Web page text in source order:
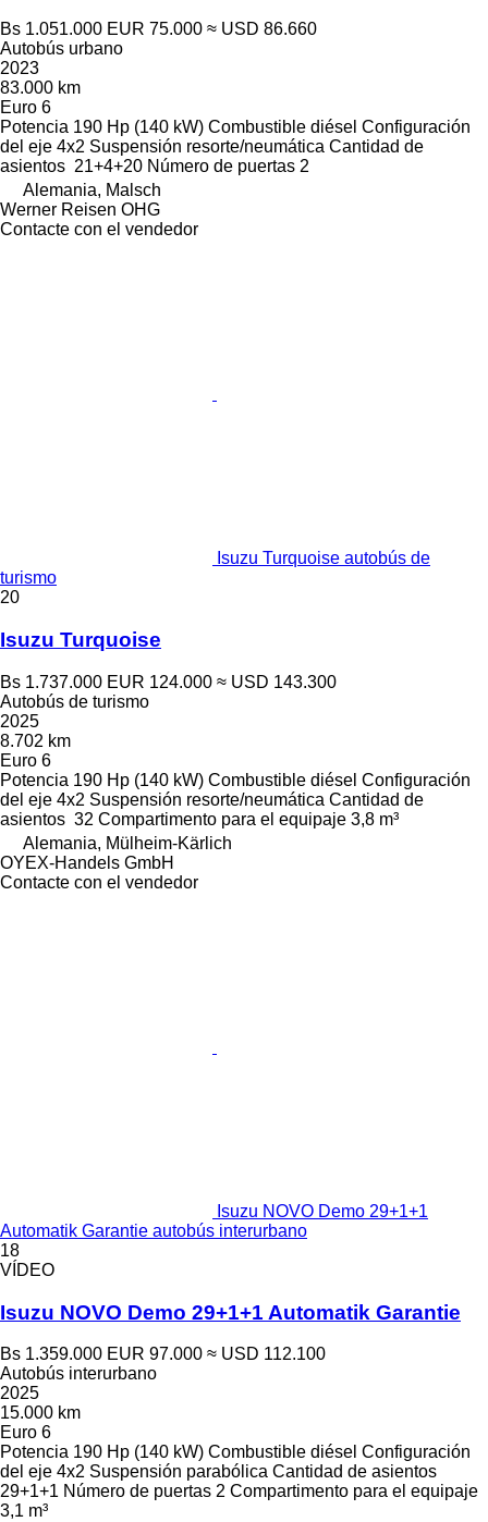
Bs 1.051.000 EUR 75.000 ≈ USD 86.660
Autobús urbano
2023
83.000 km
Euro 6
Potencia 190 Hp (140 kW) Combustible diésel Configuración
del eje 4x2 Suspensión resorte/neumática Cantidad de
asientos 21+4+20 Número de puertas 2
Alemania, Malsch
Werner Reisen OHG
Contacte con el vendedor
Isuzu Turquoise autobús de
turismo
20
Isuzu Turquoise
Bs 1.737.000 EUR 124.000 ≈ USD 143.300
Autobús de turismo
2025
8.702 km
Euro 6
Potencia 190 Hp (140 kW) Combustible diésel Configuración
del eje 4x2 Suspensión resorte/neumática Cantidad de
asientos 32 Compartimento para el equipaje 3,8 m³
Alemania, Mülheim-Kärlich
OYEX-Handels GmbH
Contacte con el vendedor
Isuzu NOVO Demo 29+1+1
Automatik Garantie autobús interurbano
18
VÍDEO
Isuzu NOVO Demo 29+1+1 Automatik Garantie
Bs 1.359.000 EUR 97.000 ≈ USD 112.100
Autobús interurbano
2025
15.000 km
Euro 6
Potencia 190 Hp (140 kW) Combustible diésel Configuración
del eje 4x2 Suspensión parabólica Cantidad de asientos
29+1+1 Número de puertas 2 Compartimento para el equipaje
3,1 m³